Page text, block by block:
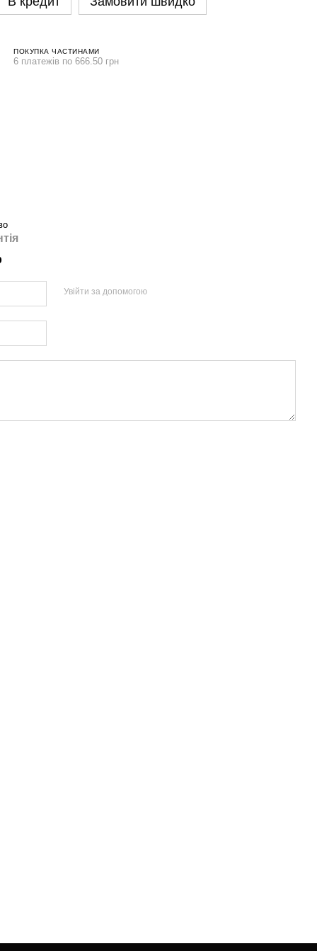
ПОКУПКА ЧАСТИНАМИ
6 платежів по 666.50 грн
Увійти за допомогою